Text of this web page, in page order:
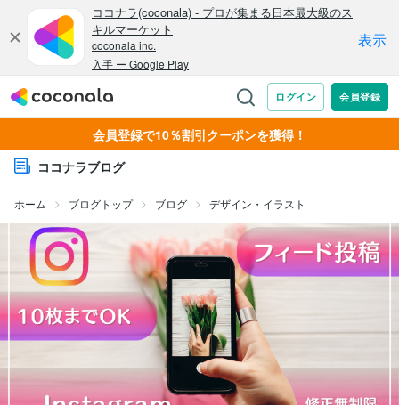
会員登録で10％割引クーポンを獲得！
ココナラブログ
ホーム ブログトップ ブログ デザイン・イラスト